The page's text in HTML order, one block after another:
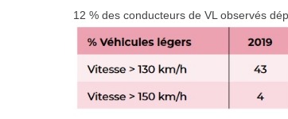
12 % des conducteurs de VL observés